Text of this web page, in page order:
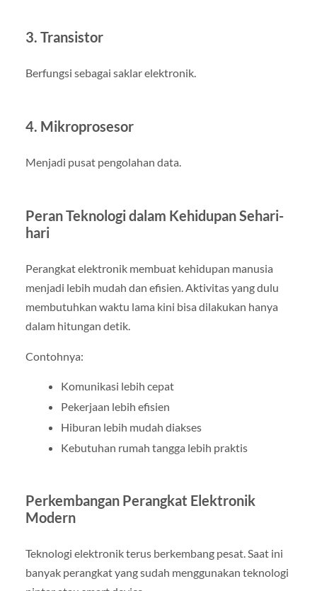
3. Transistor
Berfungsi sebagai saklar elektronik.
4. Mikroprosesor
Menjadi pusat pengolahan data.
Peran Teknologi dalam Kehidupan Sehari-
hari
Perangkat elektronik membuat kehidupan manusia
menjadi lebih mudah dan efisien. Aktivitas yang dulu
membutuhkan waktu lama kini bisa dilakukan hanya
dalam hitungan detik.
Contohnya:
Komunikasi lebih cepat
Pekerjaan lebih efisien
Hiburan lebih mudah diakses
Kebutuhan rumah tangga lebih praktis
Perkembangan Perangkat Elektronik
Modern
Teknologi elektronik terus berkembang pesat. Saat ini
banyak perangkat yang sudah menggunakan teknologi